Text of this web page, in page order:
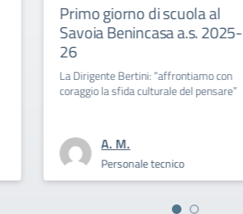
Primo giorno di scuola al
Savoia Benincasa a.s. 2025-
26
La Dirigente Bertini: “affrontiamo con
coraggio la sfida culturale del pensare”
A. M.
Personale tecnico